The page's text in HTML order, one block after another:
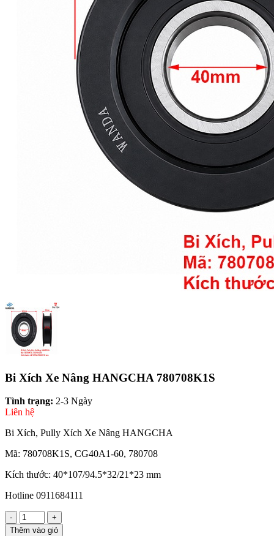
Bi Xích Xe Nâng HANGCHA 780708K1S
Tình trạng: 2-3 Ngày
Liên hệ
Bi Xích, Pully Xích Xe Nâng HANGCHA
Mã: 780708K1S, CG40A1-60, 780708
Kích thước: 40*107/94.5*32/21*23 mm
Hotline 0911684111
-
+
Thêm vào giỏ